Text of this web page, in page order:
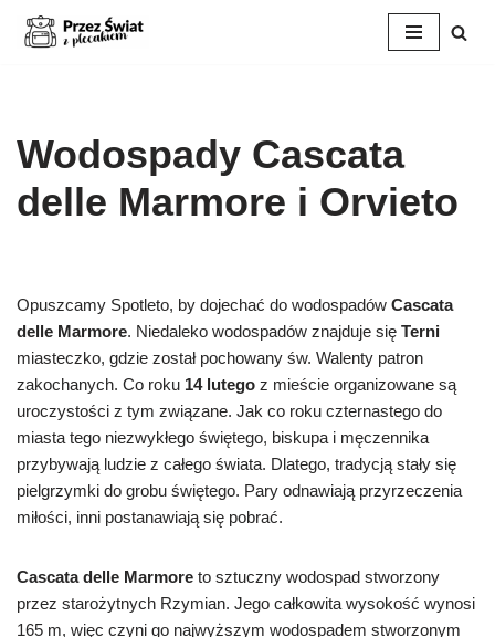
Wodospady Cascata
delle Marmore i Orvieto
Opuszcamy Spotleto, by dojechać do wodospadów Cascata
delle Marmore. Niedaleko wodospadów znajduje się Terni
miasteczko, gdzie został pochowany św. Walenty patron
zakochanych. Co roku 14 lutego z mieście organizowane są
uroczystości z tym związane. Jak co roku czternastego do
miasta tego niezwykłego świętego, biskupa i męczennika
przybywają ludzie z całego świata. Dlatego, tradycją stały się
pielgrzymki do grobu świętego. Pary odnawiają przyrzeczenia
miłości, inni postanawiają się pobrać.
Cascata delle Marmore to sztuczny wodospad stworzony
przez starożytnych Rzymian. Jego całkowita wysokość wynosi
165 m, więc czyni go najwyższym wodospadem stworzonym